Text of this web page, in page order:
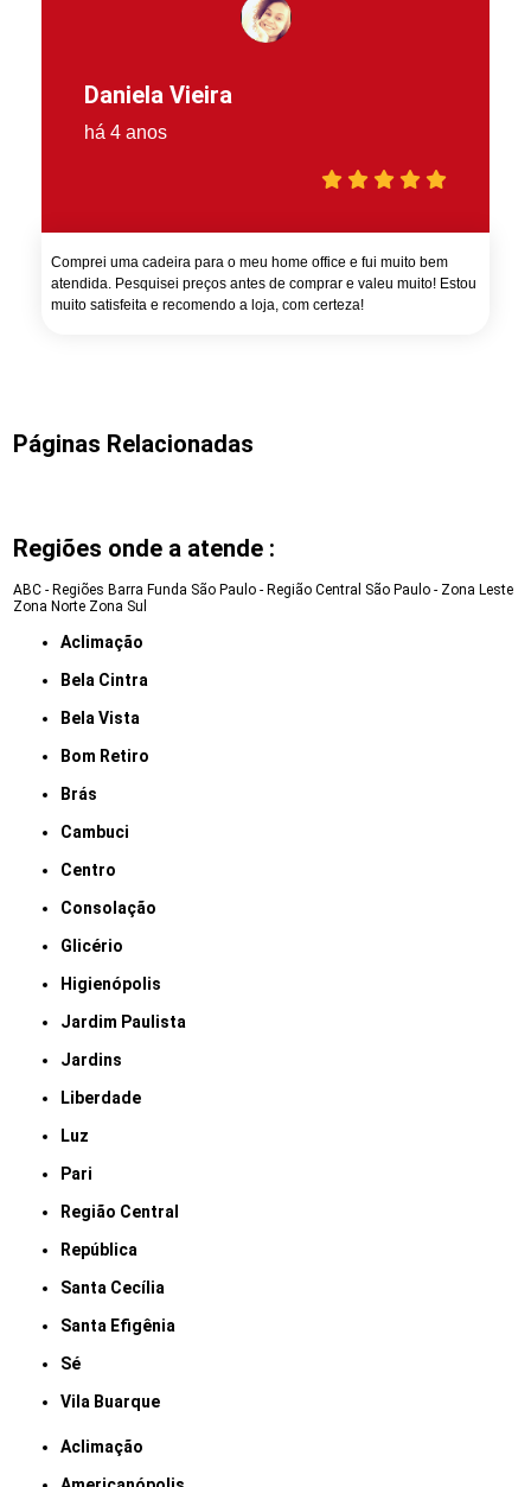
Daniela Vieira
há 4 anos
Comprei uma cadeira para o meu home office e fui muito bem
atendida. Pesquisei preços antes de comprar e valeu muito! Estou
muito satisfeita e recomendo a loja, com certeza!
Páginas Relacionadas
Regiões onde a atende :
ABC - Regiões Barra Funda São Paulo - Região Central São Paulo - Zona Leste
Zona Norte Zona Sul
Aclimação
Bela Cintra
Bela Vista
Bom Retiro
Brás
Cambuci
Centro
Consolação
Glicério
Higienópolis
Jardim Paulista
Jardins
Liberdade
Luz
Pari
Região Central
República
Santa Cecília
Santa Efigênia
Sé
Vila Buarque
Aclimação